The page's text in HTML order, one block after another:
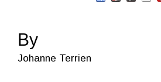
By
Johanne Terrien